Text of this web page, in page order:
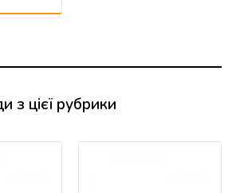
з цієї рубрики